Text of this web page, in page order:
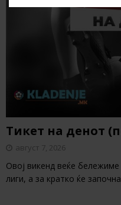
Тикет на денот
август 7, 2026
Овој викенд веќе
лиги, а за кратко ќе